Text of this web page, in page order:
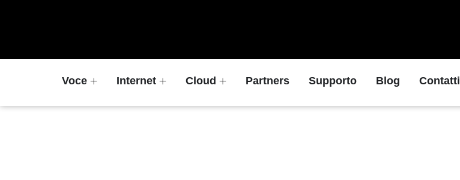
Voce Internet Cloud Partners Supporto Blog Contatti